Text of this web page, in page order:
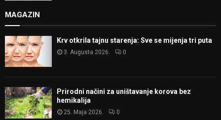
MAGAZIN
Krv otkrila tajnu starenja: Sve se mijenja tri puta
3. Augusta 2026. 0
Prirodni načini za uništavanje korova bez
hemikalija
25. Maja 2026. 0